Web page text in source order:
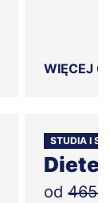
WIĘCEJ
STUDIA I
od 465zł